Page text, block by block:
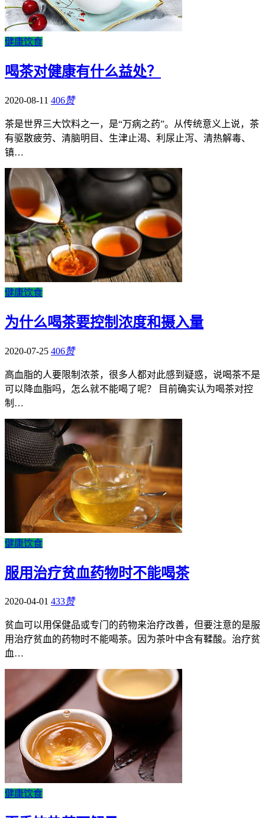
健康饮食
喝茶对健康有什么益处？
2020-08-11 406赞
茶是世界三大饮料之一，是“万病之药”。从传统意义上说，茶
有驱散疲劳、清脑明目、生津止渴、利尿止泻、清热解毒、
镇…
健康饮食
为什么喝茶要控制浓度和摄入量
2020-07-25 406赞
高血脂的人要限制浓茶，很多人都对此感到疑惑，说喝茶不是
可以降血脂吗，怎么就不能喝了呢？ 目前确实认为喝茶对控
制…
健康饮食
服用治疗贫血药物时不能喝茶
2020-04-01 433赞
贫血可以用保健品或专门的药物来治疗改善，但要注意的是服
用治疗贫血的药物时不能喝茶。因为茶叶中含有鞣酸。治疗贫
血…
健康饮食